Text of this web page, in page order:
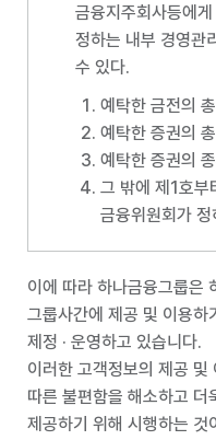
금융지주회사등에
정하는 내부 경영관
수 있다.
예탁한 금전의
예탁한 증권의
예탁한 증권의
그 밖에 제1호부
금융위원회가
이에 따라 하나금융그룹은
그룹사간에 제공 및 이용하
제정 · 운영하고 있습니다.
이러한 고객정보의 제공 및
따른 불편함을 해소하고 더
제공하기 위해 시행하는 것